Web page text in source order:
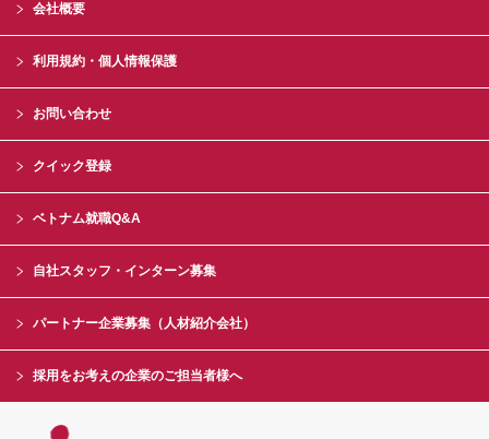
会社概要
利用規約・個人情報保護
お問い合わせ
クイック登録
ベトナム就職Q&A
自社スタッフ・インターン募集
パートナー企業募集（人材紹介会社）
採用をお考えの企業のご担当者様へ